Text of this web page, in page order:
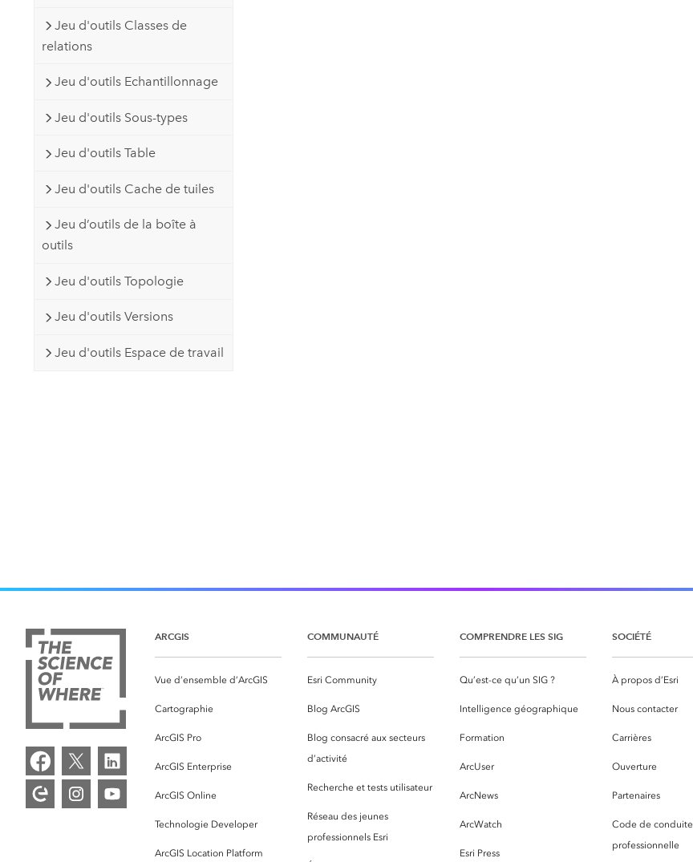
Jeu d'outils Classes de
relations
Jeu d'outils Echantillonnage
Jeu d'outils Sous-types
Jeu d'outils Table
Jeu d'outils Cache de tuiles
Jeu d’outils de la boîte à
outils
Jeu d'outils Topologie
Jeu d'outils Versions
Jeu d'outils Espace de travail
ARCGIS
Vue d’ensemble d’ArcGIS
Cartographie
ArcGIS Pro
ArcGIS Enterprise
ArcGIS Online
Technologie Developer
ArcGIS Location Platform
COMMUNAUTÉ
Esri Community
Blog ArcGIS
Blog consacré aux secteurs
d’activité
Recherche et tests utilisateur
Réseau des jeunes
professionnels Esri
COMPRENDRE LES SIG
Qu’est-ce qu’un SIG ?
Intelligence géographique
Formation
ArcUser
ArcNews
ArcWatch
Esri Press
SOCIÉTÉ
À propos d’Esri
Nous contacter
Carrières
Ouverture
Partenaires
Code de conduite
professionnelle